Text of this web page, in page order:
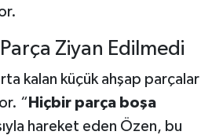
Ziyan Edilmedi
kalan küçük ahşap parçalar
“ Hiçbir parça boşa
hareket eden Özen, bu